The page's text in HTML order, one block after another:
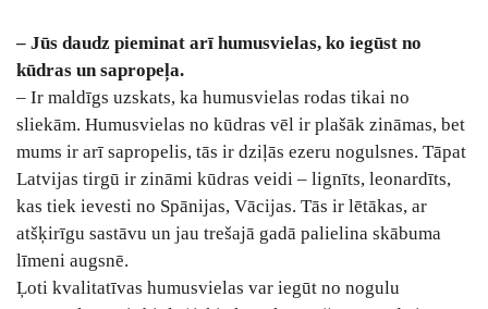
– Jūs daudz pieminat arī humusvielas, ko iegūst no
kūdras un sapropeļa.
– Ir maldīgs uzskats, ka humusvielas rodas tikai no
sliekām. Humusvielas no kūdras vēl ir plašāk zināmas, bet
mums ir arī sapropelis, tās ir dziļās ezeru nogulsnes. Tāpat
Latvijas tirgū ir zināmi kūdras veidi – lignīts, leonardīts,
kas tiek ievesti no Spānijas, Vācijas. Tās ir lētākas, ar
atšķirīgu sastāvu un jau trešajā gadā palielina skābuma
līmeni augsnē.
Ļoti kvalitatīvas humusvielas var iegūt no nogulu